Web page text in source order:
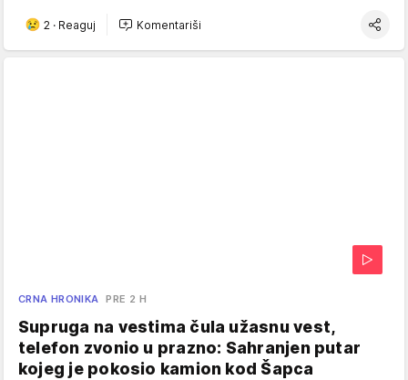
2 · Reaguj Komentariši
CRNA HRONIKA PRE 2 H
Supruga na vestima čula užasnu vest,
telefon zvonio u prazno: Sahranjen putar
kojeg je pokosio kamion kod Šapca